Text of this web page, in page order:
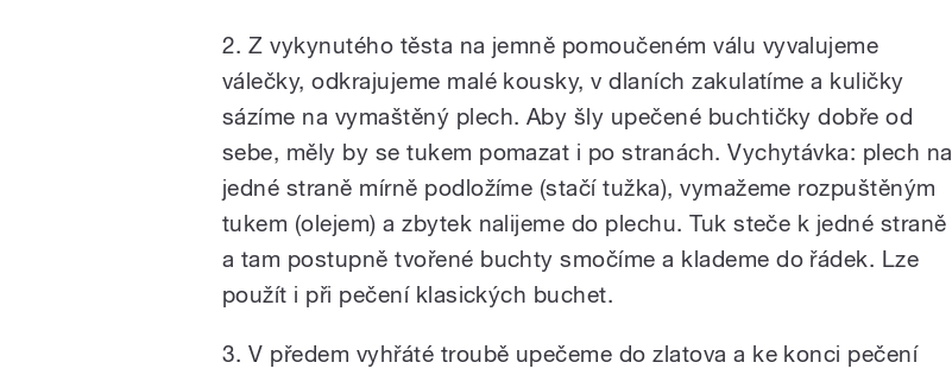
2. Z vykynutého těsta na jemně pomoučeném válu vyvalujeme
válečky, odkrajujeme malé kousky, v dlaních zakulatíme a kuličky
sázíme na vymaštěný plech. Aby šly upečené buchtičky dobře od
sebe, měly by se tukem pomazat i po stranách. Vychytávka: plech na
jedné straně mírně podložíme (stačí tužka), vymažeme rozpuštěným
tukem (olejem) a zbytek nalijeme do plechu. Tuk steče k jedné straně
a tam postupně tvořené buchty smočíme a klademe do řádek. Lze
použít i při pečení klasických buchet.
3. V předem vyhřáté troubě upečeme do zlatova a ke konci pečení